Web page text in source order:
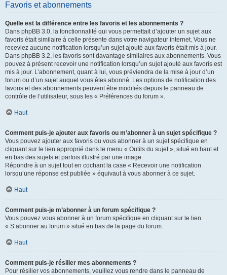
Favoris et abonnements
Quelle est la différence entre les favoris et les abonnements ?
Dans phpBB 3.0, la fonctionnalité qui vous permettait d’ajouter un sujet aux
favoris était similaire à celle présente dans votre navigateur internet. Vous ne
receviez aucune notification lorsqu’un sujet ajouté aux favoris était mis à jour.
Dans phpBB 3.2, les favoris sont davantage similaires aux abonnements. Vous
pouvez à présent recevoir une notification lorsqu’un sujet ajouté aux favoris est
mis à jour. L’abonnement, quant à lui, vous préviendra de la mise à jour d’un
forum ou d’un sujet auquel vous êtes abonné. Les options de notification des
favoris et des abonnements peuvent être modifiés depuis le panneau de
contrôle de l’utilisateur, sous les « Préférences du forum ».
Haut
Comment puis-je ajouter aux favoris ou m’abonner à un sujet spécifique ?
Vous pouvez ajouter aux favoris ou vous abonner à un sujet spécifique en
cliquant sur le lien approprié dans le menu « Outils du sujet », situé en haut et
en bas des sujets et parfois illustré par une image.
Répondre à un sujet tout en cochant la case « Recevoir une notification
lorsqu’une réponse est publiée » équivaut à vous abonner à ce sujet.
Haut
Comment puis-je m’abonner à un forum spécifique ?
Vous pouvez vous abonner à un forum spécifique en cliquant sur le lien
« S’abonner au forum » situé en bas de la page du forum.
Haut
Comment puis-je résilier mes abonnements ?
Pour résilier vos abonnements, veuillez vous rendre dans le panneau de